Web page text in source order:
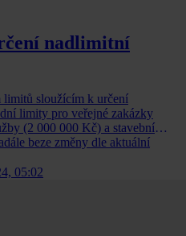
nadlimitní
limitů sloužícím k určení
limity pro veřejné zakázky
(2 000 000 Kč) a stavební
beze změny dle aktuální
05:02